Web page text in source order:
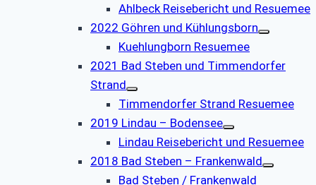
Ahlbeck Reisebericht und Resuemee
2022 Göhren und Kühlungsborn
Kuehlungborn Resuemee
2021 Bad Steben und Timmendorfer
Strand
Timmendorfer Strand Resuemee
2019 Lindau – Bodensee
Lindau Reisebericht und Resuemee
2018 Bad Steben – Frankenwald
Bad Steben / Frankenwald